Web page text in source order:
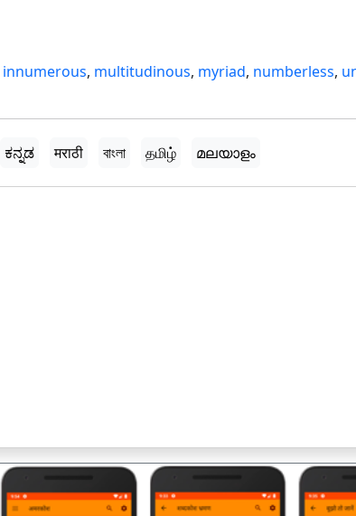
innumerous, multitudinous, myriad, numberless,
ಕನ್ನಡ मराठी বাংলা தமிழ் മലയാളം